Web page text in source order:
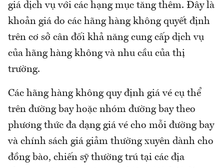
giá dịch vụ với các hạng mục tăng thêm. Đây là
khoản giá do các hãng hàng không quyết định
trên cơ sở cân đối khả năng cung cấp dịch vụ
của hãng hàng không và nhu cầu của thị
trường.
Các hãng hàng không quy định giá vé cụ thể
trên đường bay hoặc nhóm đường bay theo
phương thức đa dạng giá vé cho mỗi đường bay
và chính sách giá giảm thường xuyên dành cho
đồng bào, chiến sỹ thường trú tại các địa